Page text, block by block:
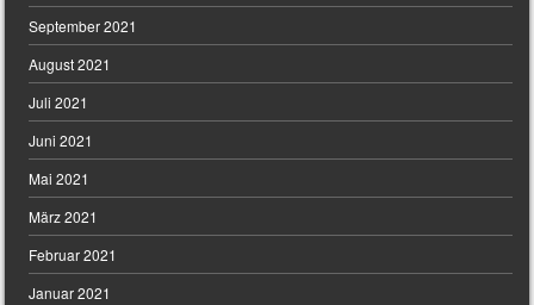
September 2021
August 2021
Juli 2021
Juni 2021
Mai 2021
März 2021
Februar 2021
Januar 2021